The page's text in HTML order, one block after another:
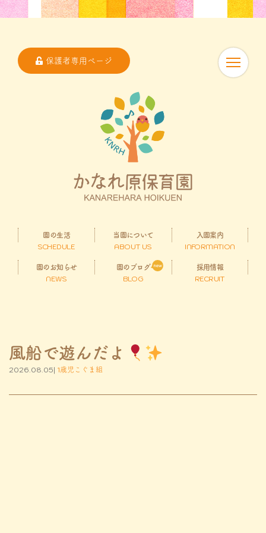
保護者専用ページ
園の生活
SCHEDULE
当園について
ABOUT US
入園案内
INFORMATION
園のお知らせ
NEWS
園のブログ
BLOG
採用情報
RECRUIT
風船で遊んだよ
2026.08.05| 1歳児こぐま組